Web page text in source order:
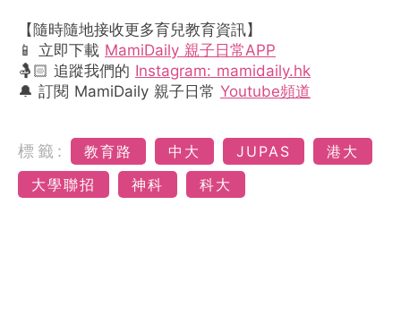
【隨時隨地接收更多育兒教育資訊】
📱 立即下載 MamiDaily 親子日常APP
🤱🏻 追蹤我們的 Instagram: mamidaily.hk
🔔 訂閱 MamiDaily 親子日常 Youtube頻道
標籤: 教育路 中大 JUPAS
港大
大學聯招
神科 科大